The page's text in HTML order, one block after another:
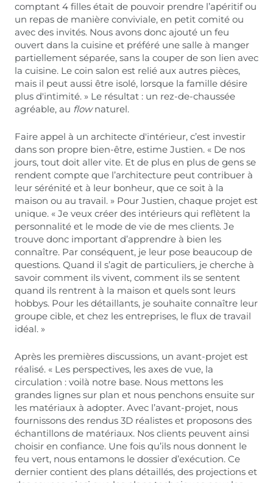
comptant 4 filles était de pouvoir prendre l’apéritif ou
un repas de manière conviviale, en petit comité ou
avec des invités. Nous avons donc ajouté un feu
ouvert dans la cuisine et préféré une salle à manger
partiellement séparée, sans la couper de son lien avec
la cuisine. Le coin salon est relié aux autres pièces,
mais il peut aussi être isolé, lorsque la famille désire
plus d'intimité. » Le résultat : un rez-de-chaussée
agréable, au flownaturel.
Faire appel à un architecte d'intérieur, c’est investir
dans son propre bien-être, estime Justien. « De nos
jours, tout doit aller vite. Et de plus en plus de gens se
rendent compte que l’architecture peut contribuer à
leur sérénité et à leur bonheur, que ce soit à la
maison ou au travail. » Pour Justien, chaque projet est
unique. « Je veux créer des intérieurs qui reflètent la
personnalité et le mode de vie de mes clients. Je
trouve donc important d’apprendre à bien les
connaître. Par conséquent, je leur pose beaucoup de
questions. Quand il s’agit de particuliers, je cherche à
savoir comment ils vivent, comment ils se sentent
quand ils rentrent à la maison et quels sont leurs
hobbys. Pour les détaillants, je souhaite connaître leur
groupe cible, et chez les entreprises, le flux de travail
idéal. »
Après les premières discussions, un avant-projet est
réalisé. « Les perspectives, les axes de vue, la
circulation : voilà notre base. Nous mettons les
grandes lignes sur plan et nous penchons ensuite sur
les matériaux à adopter. Avec l’avant-projet, nous
fournissons des rendus 3D réalistes et proposons des
échantillons de matériaux. Nos clients peuvent ainsi
choisir en confiance. Une fois qu’ils nous donnent le
feu vert, nous entamons le dossier d’exécution. Ce
dernier contient des plans détaillés, des projections et